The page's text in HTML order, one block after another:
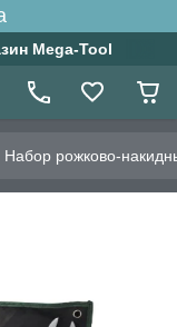
Mega-Tool
Набор рожково-